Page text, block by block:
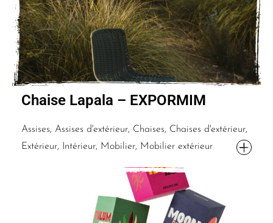
Chaise Lapala – EXPORMIM
Assises, Assises d'extérieur, Chaises, Chaises d'extérieur,
Extérieur, Intérieur, Mobilier, Mobilier extérieur